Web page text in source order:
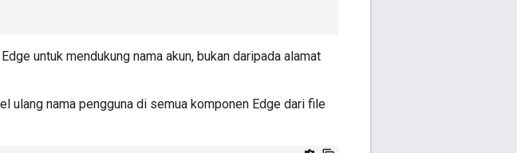
untuk mendukung nama akun, bukan daripada alamat
ulang nama pengguna di semua komponen Edge dari file